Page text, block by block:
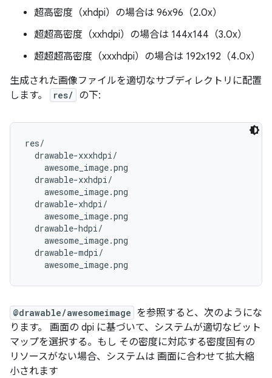
超高密度（xhdpi）の場合は 96x96（2.0x）
超超高密度（xxhdpi）の場合は 144x144（3.0x）
超超超高密度（xxxhdpi）の場合は 192x192（4.0x）
生成された画像ファイルを適切なサブディレクトリに配置
します。
res/ の下:
res/
  drawable-xxxhdpi/
    awesome_image.png
  drawable-xxhdpi/
    awesome_image.png
  drawable-xhdpi/
    awesome_image.png
  drawable-hdpi/
    awesome_image.png
  drawable-mdpi/
@drawable/awesomeimage を参照すると、次のようにな
ります。 画面の dpi に基づいて、システムが適切なビット
マップを選択する。もし その密度に対応する密度固有の
リソースがない場合、システムは 画面に合わせて拡大縮
小されます